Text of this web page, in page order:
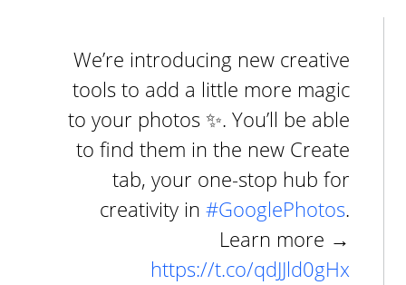
We’re introducing new creative
tools to add a little more magic
to your photos ✨. You’ll be able
to find them in the new Create
tab, your one-stop hub for
creativity in #GooglePhotos.
Learn more →
https://t.co/qdJJld0gHx